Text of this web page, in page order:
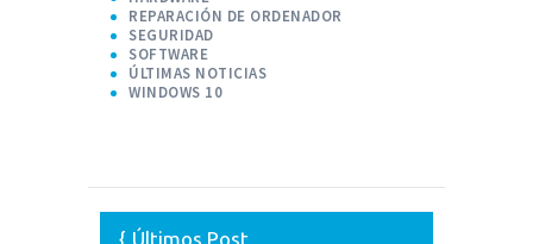
REPARACIÓN DE ORDENADOR
SEGURIDAD
SOFTWARE
ÚLTIMAS NOTICIAS
WINDOWS 10
Últimos Post